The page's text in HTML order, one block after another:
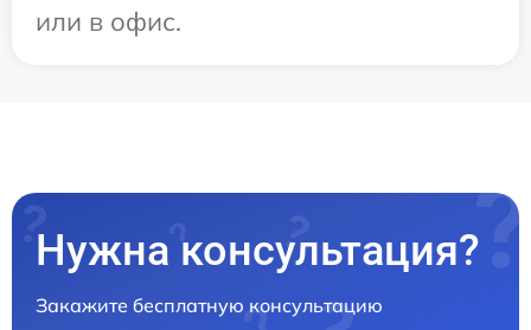
или в офис.
Нужна консультация?
Закажите бесплатную консультацию